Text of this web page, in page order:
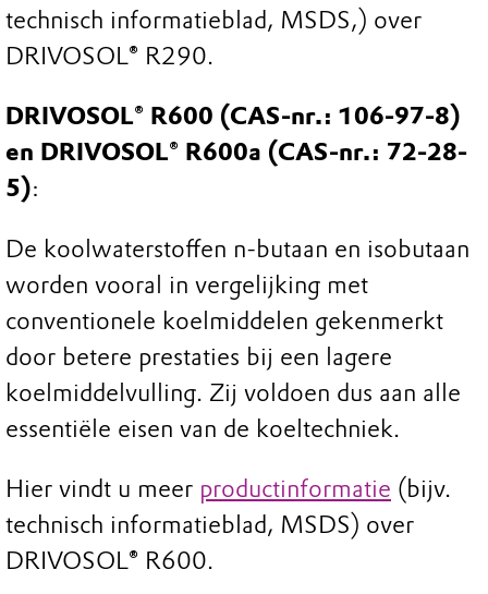
technisch informatieblad, MSDS,) over
DRIVOSOL® R290.
DRIVOSOL® R600 (CAS-nr.: 106-97-8)
en DRIVOSOL® R600a (CAS-nr.: 72-28-
5):
De koolwaterstoffen n-butaan en isobutaan
worden vooral in vergelijking met
conventionele koelmiddelen gekenmerkt
door betere prestaties bij een lagere
koelmiddelvulling. Zij voldoen dus aan alle
essentiële eisen van de koeltechniek.
Hier vindt u meer productinformatie (bijv.
technisch informatieblad, MSDS) over
DRIVOSOL® R600.